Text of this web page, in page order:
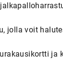
jolla voit
ja